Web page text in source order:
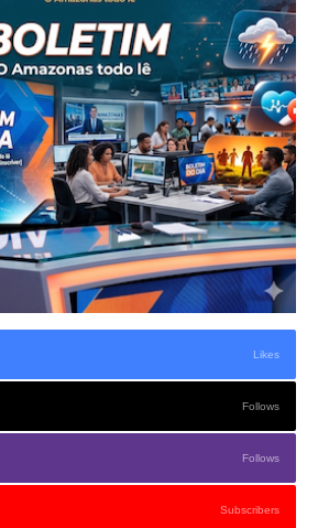
Likes
Follows
Follows
Subscribers